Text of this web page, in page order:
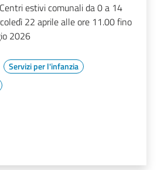
estivi comunali da 0 a 14
22 aprile alle ore 11.00 fino
2026
Servizi per l'infanzia